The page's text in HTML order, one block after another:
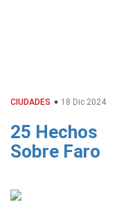
CIUDADES 18 Dic 2024
25 Hechos
Sobre Faro